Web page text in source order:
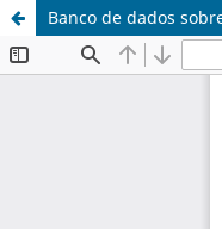
Banco de dados